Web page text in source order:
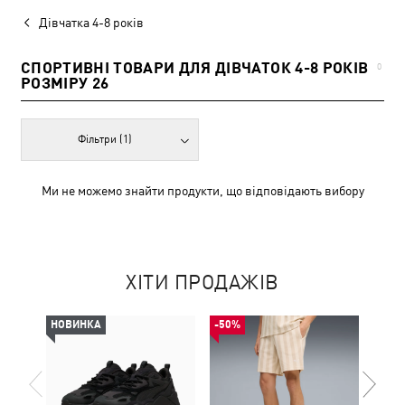
Дівчатка 4-8 років
СПОРТИВНІ ТОВАРИ ДЛЯ ДІВЧАТОК 4-8 РОКІВ
РОЗМІРУ 26
0
Фільтри (1)
Ми не можемо знайти продукти, що відповідають вибору
ХІТИ ПРОДАЖІВ
НОВИНКА -50%